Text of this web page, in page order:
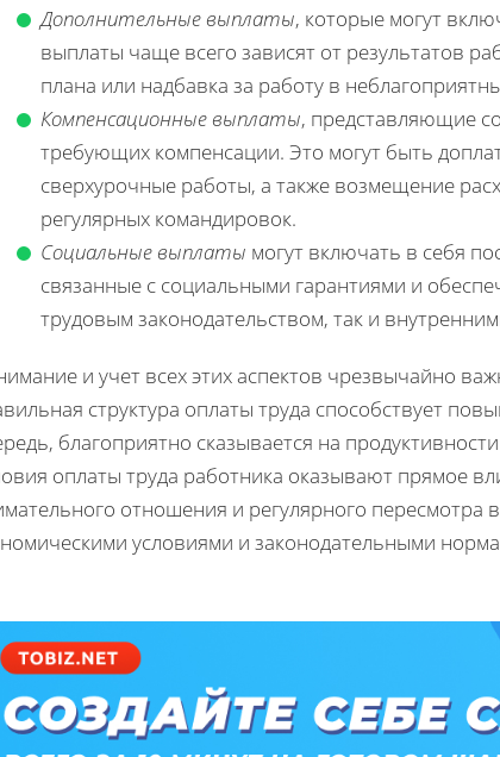
Дополнительные выплаты, которые могут
выплаты чаще всего зависят от результатов
плана или надбавка за работу в
Компенсационные выплаты, представляющие
требующих компенсации. Это могут быть
сверхурочные работы, а также возмещение
регулярных командировок.
Социальные выплаты могут включать в себя
связанные с социальными гарантиями и
трудовым законодательством, так и
и учет всех этих аспектов чрезвычайно
структура оплаты труда способствует
благоприятно сказывается на
оплаты труда работника оказывают прямое
отношения и регулярного пересмотра
условиями и законодательными